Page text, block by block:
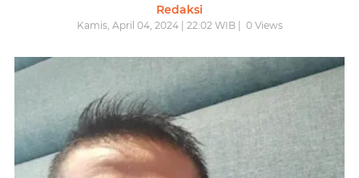
Redaksi
Kamis, April 04, 2024 | 22:02 WIB | 0Views